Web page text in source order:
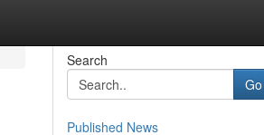
Search
Go
Published News